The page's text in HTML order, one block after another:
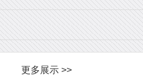
更多展示 >>